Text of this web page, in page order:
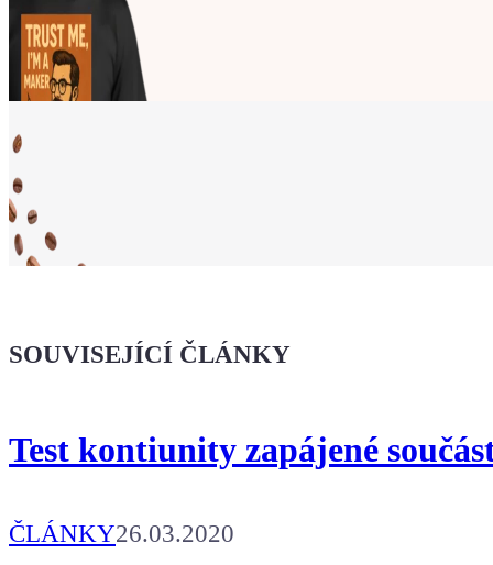
že jsi Maker!
Kafe pro Chiptrona
Aby mohl napsat další článek.
SOUVISEJÍCÍ ČLÁNKY
Test kontiunity zapájené
ČLÁNKY26.03.2020